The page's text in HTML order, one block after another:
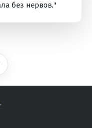
без нервов."